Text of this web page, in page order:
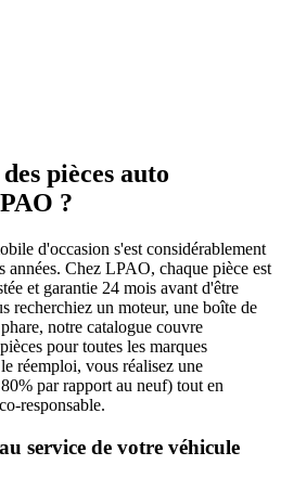
pièces auto
?
d'occasion s'est considérablement
années. Chez LPAO, chaque pièce est
et garantie 24 mois avant d'être
recherchiez un moteur, une boîte de
notre catalogue couvre
pour toutes les marques
réemploi, vous réalisez une
par rapport au neuf) tout en
responsable.
service de votre véhicule